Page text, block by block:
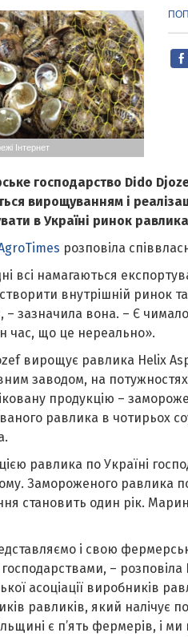
Інтернет
господарство Dido
вирощуванням і
в Україні ринок
розповіла
всі намагаються
внутрішній ринок
– зазначила вона. – Є
час, що це нереально».
вирощує равлика Helix
заводом, на
продукцію –
равлика в чотирьох
равлика по Україні
Замороженого равлика
становить один рік.
і свою
–
асоціації виробників
равликів, який налічує
є п’ять фермерів, і